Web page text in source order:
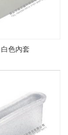
白色內套